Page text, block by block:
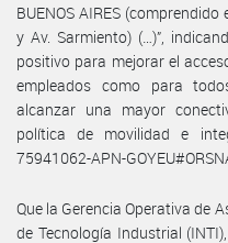
BUENOS AIRES
y Av. Sarmiento) (…)”,
positivo para mejorar el
empleados como para
alcanzar una mayor
política de movilidad e
75941062-APN-
Que la Gerencia Operativa de
de Tecnología Industrial